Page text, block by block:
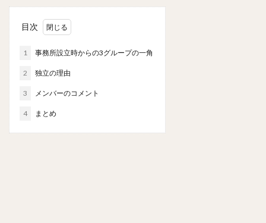
目次
1 事務所設立時からの3グループの一角
2 独立の理由
3 メンバーのコメント
4 まとめ